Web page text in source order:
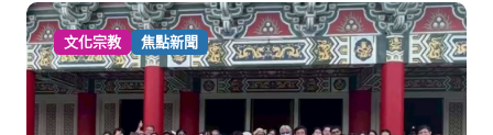
文化宗教 焦點新聞